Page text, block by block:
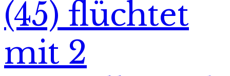
(45) flüchtet
mit 2